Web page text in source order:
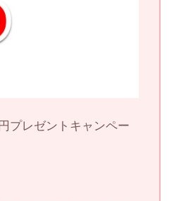
プレゼントキャンペー